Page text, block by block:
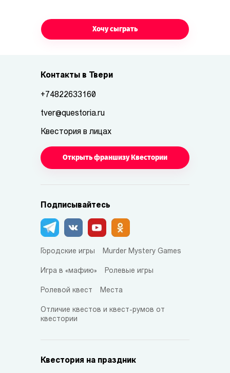
Хочу сыграть
Контакты в Твери
+74822633160
tver@questoria.ru
Квестория в лицах
Открыть франшизу Квестории
Подписывайтесь
Городские игры Murder Mystery Games
Игра в «мафию» Ролевые игры
Ролевой квест Места
Отличие квестов и квест-румов от
квестории
Квестория на праздник